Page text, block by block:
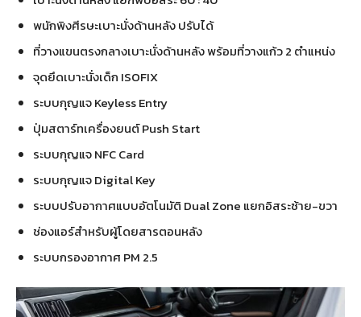
พนักพิงศีรษะเบาะนั่งด้านหลัง ปรับได้
ที่วางแขนตรงกลางเบาะนั่งด้านหลัง พร้อมที่วางแก้ว 2 ตำแหน่ง
จุดยึดเบาะนั่งเด็ก ISOFIX
ระบบกุญแจ Keyless Entry
ปุ่มสตาร์ทเครื่องยนต์ Push Start
ระบบกุญแจ NFC Card
ระบบกุญแจ Digital Key
ระบบปรับอากาศแบบอัตโนมัติ Dual Zone แยกอิสระซ้าย-ขวา
ช่องแอร์สำหรับผู้โดยสารตอนหลัง
ระบบกรองอากาศ PM 2.5